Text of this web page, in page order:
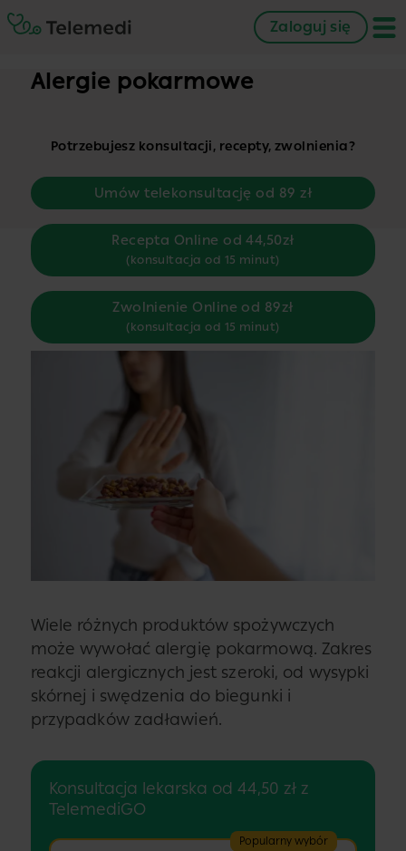
Zaloguj się
Alergie pokarmowe
Potrzebujesz konsultacji, recepty, zwolnienia?
Umów telekonsultację od 89 zł
Recepta Online od 44,50zł
(konsultacja od 15 minut)
Zwolnienie Online od 89zł
(konsultacja od 15 minut)
Wiele różnych produktów spożywczych
może wywołać alergię pokarmową. Zakres
reakcji alergicznych jest szeroki, od wysypki
skórnej i swędzenia do biegunki i
przypadków zadławień.
Konsultacja lekarska od 44,50 zł z
TelemediGO
Popularny wybór